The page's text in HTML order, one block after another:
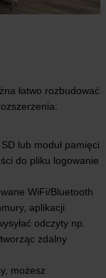
łatwo rozbudować
lub moduł pamięci
do pliku logowanie
WiFi/Bluetooth
aplikacji
odczyty np.
zdalny
możesz